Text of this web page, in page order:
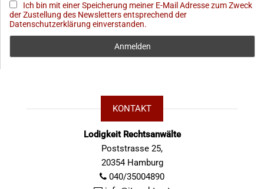
Ich bin mit einer Speicherung meiner E-Mail Adresse zum Zweck
der Zustellung des Newsletters entsprechend der
Datenschutzerklärung einverstanden.
KONTAKT
Lodigkeit Rechtsanwälte
Poststrasse 25,
20354 Hamburg
040/35004890